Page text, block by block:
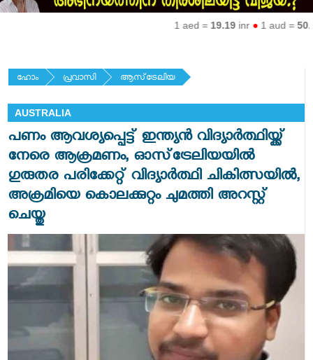
1 aed =19.19inr●1 aud =50.27
ഹോം പ്രവാസി ആസ്‌ട്രേലിയ
AUSTRALIA
പണം ആവശ്യപ്പെട്ട് ഇന്ത്യന്‍ വിദ്യാര്‍ത്ഥിയ്ക്ക്
നേരെ ആക്രമണം, ഓസ്‌ട്രേലിയയില്‍
ഗുരുതര പരിക്കേറ്റ് വിദ്യാര്‍ത്ഥി ചികിത്സയിൽ,
അക്രമിയെ കൊലക്കുറ്റം ചുമത്തി അറസ്റ്റ്
ചെയ്തു